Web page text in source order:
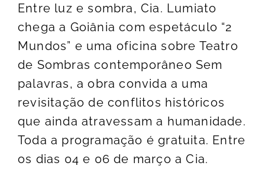
Entre luz e sombra, Cia. Lumiato
chega a Goiânia com espetáculo “2
Mundos” e uma oficina sobre Teatro
de Sombras contemporâneo Sem
palavras, a obra convida a uma
revisitação de conflitos históricos
que ainda atravessam a humanidade.
Toda a programação é gratuita. Entre
os dias 04 e 06 de março a Cia.